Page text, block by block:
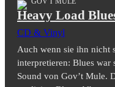
Heavy Load
CD & Vinyl
Auch wenn sie ihn nicht
interpretieren: Blues war
Sound von Gov’t Mule.